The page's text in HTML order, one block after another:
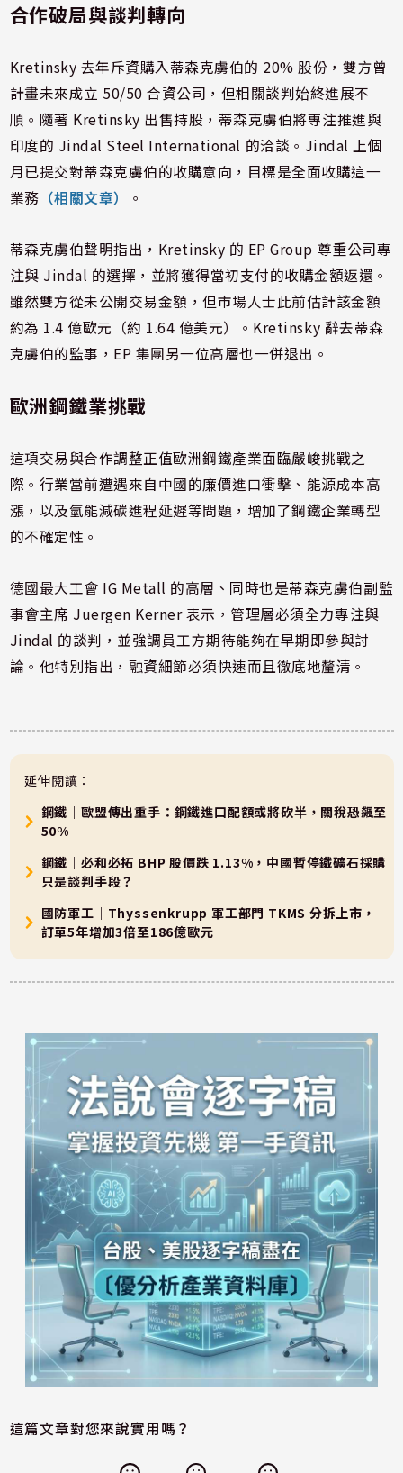
合作破局與談判轉向
Kretinsky 去年斥資購入蒂森克虜伯的 20% 股份，雙方曾
計畫未來成立 50/50 合資公司，但相關談判始終進展不
順。隨著 Kretinsky 出售持股，蒂森克虜伯將專注推進與
印度的 Jindal Steel International 的洽談。Jindal 上個
月已提交對蒂森克虜伯的收購意向，目標是全面收購這一
業務 （相關文章） 。
蒂森克虜伯聲明指出，Kretinsky 的 EP Group 尊重公司專
注與 Jindal 的選擇，並將獲得當初支付的收購金額返還。
雖然雙方從未公開交易金額，但市場人士此前估計該金額
約為 1.4 億歐元（約 1.64 億美元）。Kretinsky 辭去蒂森
克虜伯的監事，EP 集團另一位高層也一併退出。
歐洲鋼鐵業挑戰
這項交易與合作調整正值歐洲鋼鐵產業面臨嚴峻挑戰之
際。行業當前遭遇來自中國的廉價進口衝擊、能源成本高
漲，以及氫能減碳進程延遲等問題，增加了鋼鐵企業轉型
的不確定性。
德國最大工會 IG Metall 的高層、同時也是蒂森克虜伯副監
事會主席 Juergen Kerner 表示，管理層必須全力專注與
Jindal 的談判，並強調員工方期待能夠在早期即參與討
論。他特別指出，融資細節必須快速而且徹底地釐清。
延伸閱讀：
鋼鐵｜歐盟傳出重手：鋼鐵進口配額或將砍半，關稅恐飆至
50%
鋼鐵｜必和必拓 BHP 股價跌 1.13%，中國暫停鐵礦石採購
只是談判手段？
國防軍工｜Thyssenkrupp 軍工部門 TKMS 分拆上市，
訂單5年增加3倍至186億歐元
這篇文章對您來說實用嗎？